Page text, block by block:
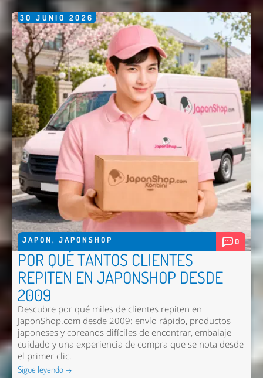
30 JUNIO 2026
JAPON , JAPONSHOP 0
POR QUÉ TANTOS CLIENTES
REPITEN EN JAPONSHOP DESDE
2009
Descubre por qué miles de clientes repiten en
JaponShop.com desde 2009: envío rápido, productos
japoneses y coreanos difíciles de encontrar, embalaje
cuidado y una experiencia de compra que se nota desde
el primer clic.
Sigue leyendo →